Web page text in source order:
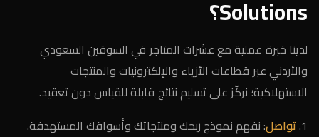
Solutions؟
لدينا خبرة عملية مع عشرات المتاجر في السوقين السعودي
والأردني عبر قطاعات الأزياء والإلكترونيات والمنتجات
الاستهلاكية؛ نركّز على تسليم نتائج قابلة للقياس دون تعقيد.
تواصل: نفهم نموذج ربحك ومنتجاتك وأسواقك المستهدفة.